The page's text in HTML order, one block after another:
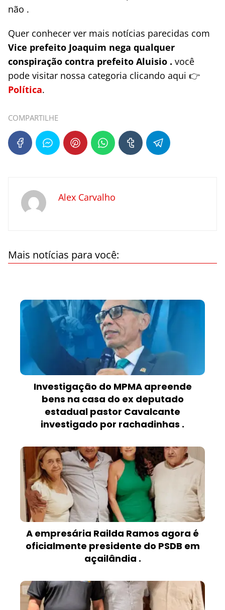
não .
Quer conhecer ver mais notícias parecidas com
Vice prefeito Joaquim nega qualquer
conspiração contra prefeito Aluisio . você
pode visitar nossa categoria clicando aqui 👉
Política.
COMPARTILHE
Alex Carvalho
Mais notícias para você:
Investigação do MPMA apreende
bens na casa do ex deputado
estadual pastor Cavalcante
investigado por rachadinhas .
A empresária Railda Ramos agora é
oficialmente presidente do PSDB em
açailândia .